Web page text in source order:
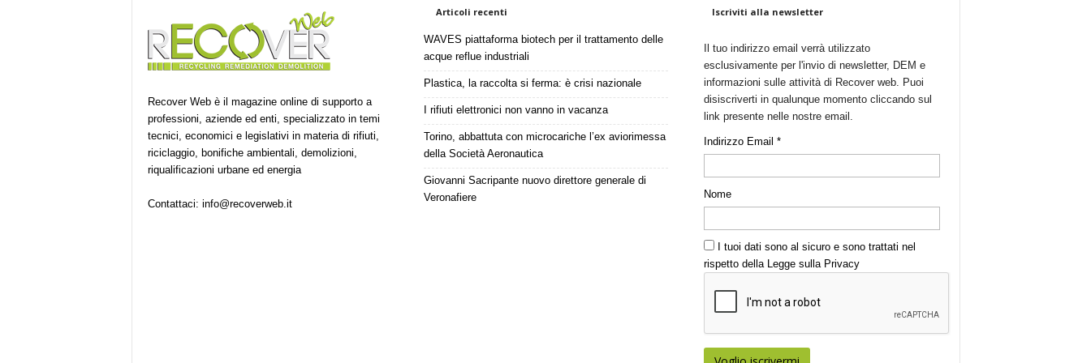
Recover Web è il magazine online di supporto a
professioni, aziende ed enti, specializzato in temi
tecnici, economici e legislativi in materia di rifiuti,
riciclaggio, bonifiche ambientali, demolizioni,
riqualificazioni urbane ed energia
Contattaci: info@recoverweb.it
Articoli recenti
WAVES piattaforma biotech per il trattamento delle
acque reflue industriali
Plastica, la raccolta si ferma: è crisi nazionale
I rifiuti elettronici non vanno in vacanza
Torino, abbattuta con microcariche l’ex aviorimessa
della Società Aeronautica
Giovanni Sacripante nuovo direttore generale di
Veronafiere
Iscriviti alla newsletter
Il tuo indirizzo email verrà utilizzato
esclusivamente per l'invio di newsletter, DEM e
informazioni sulle attività di Recover web. Puoi
disiscriverti in qualunque momento cliccando sul
link presente nelle nostre email.
Indirizzo Email *
Nome
I tuoi dati sono al sicuro e sono trattati nel
rispetto della Legge sulla Privacy